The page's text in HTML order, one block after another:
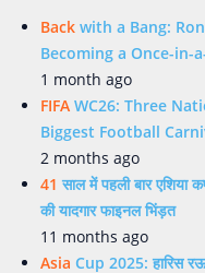
Back with a Bang:
Becoming a Once-in-
1 month ago
FIFA WC26: Three
Biggest Football
2 months ago
41 साल में पहली बार
की यादगार फाइनल भिंड़त
11 months ago
Asia Cup 2025: हारिस